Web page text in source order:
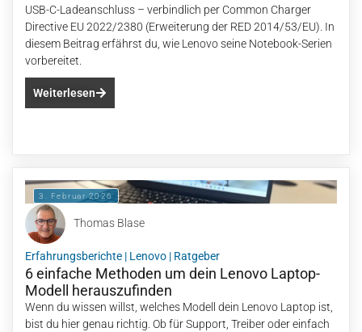
USB-C-Ladeanschluss – verbindlich per Common Charger
Directive EU 2022/2380 (Erweiterung der RED 2014/53/EU). In
diesem Beitrag erfährst du, wie Lenovo seine Notebook-Serien
vorbereitet.
Weiterlesen
3. Februar 2026
Thomas Blase
Erfahrungsberichte | Lenovo | Ratgeber
6 einfache Methoden um dein Lenovo Laptop-
Modell herauszufinden
Wenn du wissen willst, welches Modell dein Lenovo Laptop ist,
bist du hier genau richtig. Ob für Support, Treiber oder einfach